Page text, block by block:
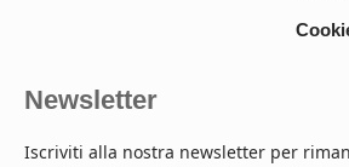
Newsletter
Iscriviti alla nostra newsletter per